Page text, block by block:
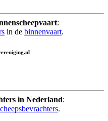
:
in de binnenvaart.
in Nederland:
.